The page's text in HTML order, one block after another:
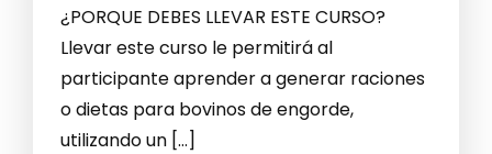
¿PORQUE DEBES LLEVAR ESTE CURSO?
Llevar este curso le permitirá al
participante aprender a generar raciones
o dietas para bovinos de engorde,
utilizando un […]